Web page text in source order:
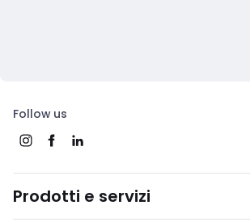
Follow us
Prodotti e servizi